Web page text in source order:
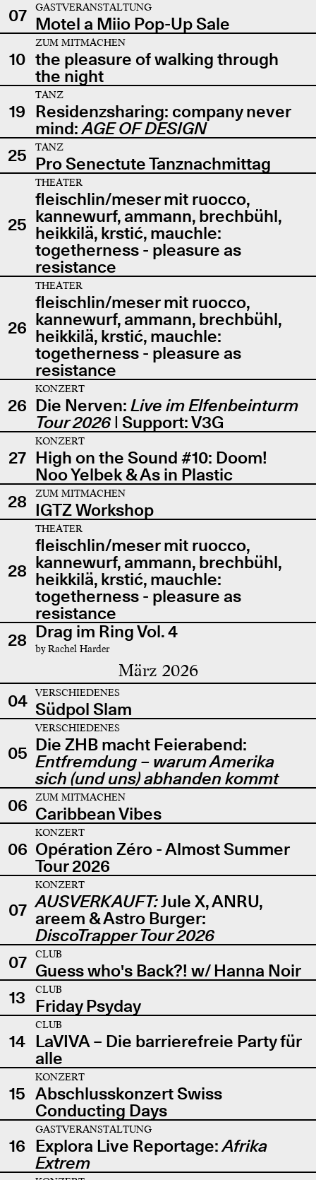
07
GASTVERANSTALTUNG
Motel a Miio Pop-Up Sale
10
ZUM MITMACHEN
the pleasure of walking through
the night
19
TANZ
Residenzsharing: company never
mind:AGE OF DESIGN
25
TANZ
Pro Senectute Tanznachmittag
25
THEATER
fleischlin/meser mit ruocco,
kannewurf, ammann, brechbühl,
heikkilä, krstić, mauchle:
togetherness - pleasure as
resistance
26
THEATER
fleischlin/meser mit ruocco,
kannewurf, ammann, brechbühl,
heikkilä, krstić, mauchle:
togetherness - pleasure as
resistance
26
KONZERT
Die Nerven: Live im Elfenbeinturm
Tour 2026| Support: V3G
27
KONZERT
High on the Sound #10: Doom!
Noo Yelbek & As in Plastic
28
ZUM MITMACHEN
IGTZ Workshop
28
THEATER
fleischlin/meser mit ruocco,
kannewurf, ammann, brechbühl,
heikkilä, krstić, mauchle:
togetherness - pleasure as
resistance
28 Drag im Ring Vol. 4
by Rachel Harder
März 2026
04 VERSCHIEDENES
Südpol Slam
05
VERSCHIEDENES
Die ZHB macht Feierabend:
Entfremdung – warum Amerika
sich (und uns) abhanden kommt
06
ZUM MITMACHEN
Caribbean Vibes
06
KONZERT
Opération Zéro - Almost Summer
Tour 2026
07
KONZERT
AUSVERKAUFT:Jule X, ANRU,
areem & Astro Burger:
DiscoTrapper Tour 2026
07
CLUB
Guess who's Back?! w/ Hanna Noir
13
CLUB
Friday Psyday
14
CLUB
LaVIVA – Die barrierefreie Party für
alle
15
KONZERT
Abschlusskonzert Swiss
Conducting Days
16
GASTVERANSTALTUNG
Explora Live Reportage:Afrika
Extrem